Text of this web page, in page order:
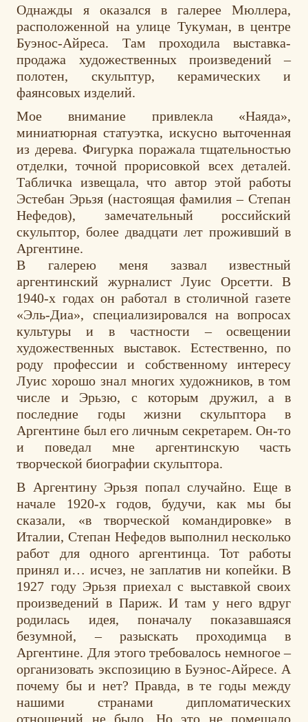
Однажды я оказался в галерее Мюллера,
расположенной на улице Тукуман, в центре
Буэнос-Айреса. Там проходила выставка-
продажа художественных произведений –
полотен, скульптур, керамических и
фаянсовых изделий.
Мое внимание привлекла «Наяда»,
миниатюрная статуэтка, искусно выточенная
из дерева. Фигурка поражала тщательностью
отделки, точной прорисовкой всех деталей.
Табличка извещала, что автор этой работы
Эстебан Эрьзя (настоящая фамилия – Степан
Нефедов), замечательный российский
скульптор, более двадцати лет проживший в
Аргентине.
В галерею меня зазвал известный
аргентинский журналист Луис Орсетти. В
1940-х годах он работал в столичной газете
«Эль-Диа», специализировался на вопросах
культуры и в частности – освещении
художественных выставок. Естественно, по
роду профессии и собственному интересу
Луис хорошо знал многих художников, в том
числе и Эрьзю, с которым дружил, а в
последние годы жизни скульптора в
Аргентине был его личным секретарем. Он-то
и поведал мне аргентинскую часть
творческой биографии скульптора.
В Аргентину Эрьзя попал случайно. Еще в
начале 1920-х годов, будучи, как мы бы
сказали, «в творческой командировке» в
Италии, Степан Нефедов выполнил несколько
работ для одного аргентинца. Тот работы
принял и… исчез, не заплатив ни копейки. В
1927 году Эрьзя приехал с выставкой своих
произведений в Париж. И там у него вдруг
родилась идея, поначалу показавшаяся
безумной, – разыскать проходимца в
Аргентине. Для этого требовалось немногое –
организовать экспозицию в Буэнос-Айресе. А
почему бы и нет? Правда, в те годы между
нашими странами дипломатических
отношений не было. Но это не помешало